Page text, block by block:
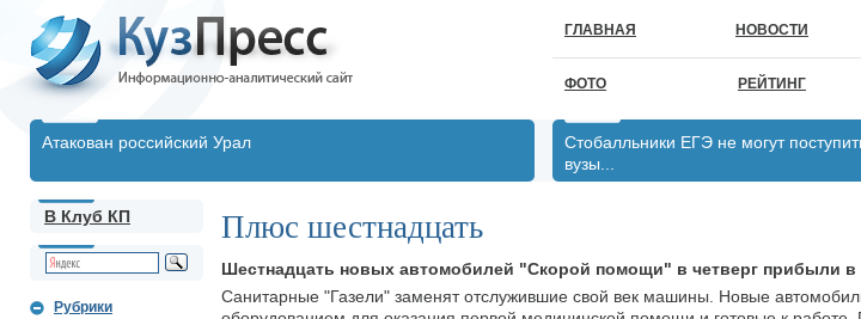
ГЛАВНАЯ НОВОСТИ
ФОТО РЕЙТИНГ
Атакован российский Урал
Стобалльники ЕГЭ не могут
вузы...
В Клуб КП
Рубрики
Плюс шестнадцать
Шестнадцать новых автомобилей "Скорой помощи" в четверг прибыли в
Санитарные "Газели" заменят отслужившие свой век машины. Новые